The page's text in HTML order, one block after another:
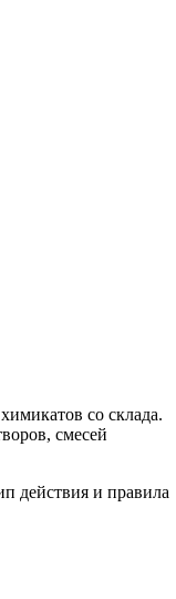
со склада.
смесей
действия и правила